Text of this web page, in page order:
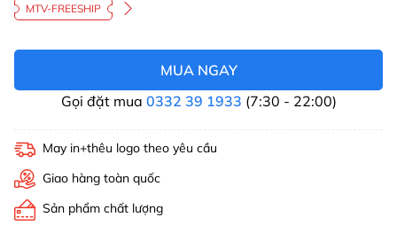
MTV-FREESHIP
MUA NGAY
Gọi đặt mua 0332 39 1933 (7:30 - 22:00)
May in+thêu logo theo yêu cầu
Giao hàng toàn quốc
Sản phẩm chất lượng